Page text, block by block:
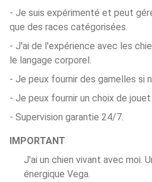
- Je suis expérimenté et peut
que des races catégorisées.
- J'ai de l'expérience avec les
le langage corporel.
- Je peux fournir des gamelles si
- Je peux fournir un choix de
- Supervision garantie 24/7.
IMPORTANT
J'ai un chien vivant avec moi.
énergique Vega.